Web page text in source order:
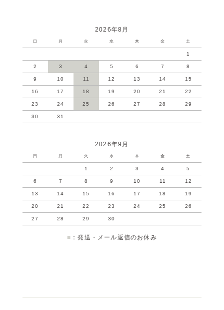
2026年8月
日 月 火 水 木 金 土
1
2 3 4 5 6 7 8
9 10 11 12 13 14 15
16 17 18 19 20 21 22
23 24 25 26 27 28 29
30 31
2026年9月
日 月 火 水 木 金 土
1 2 3 4 5
6 7 8 9 10 11 12
13 14 15 16 17 18 19
20 21 22 23 24 25 26
27 28 29 30
■ ：発送・メール返信のお休み